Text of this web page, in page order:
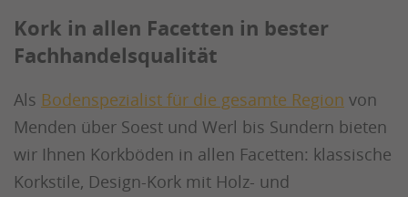
Kork in allen Facetten in bester
Fachhandelsqualität
Als Bodenspezialist für die gesamte Region von
Menden über Soest und Werl bis Sundern bieten
wir Ihnen Korkböden in allen Facetten: klassische
Korkstile, Design-Kork mit Holz- und